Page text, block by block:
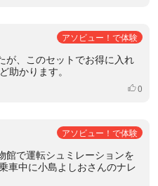
アソビュー！で体験
が、このセットでお得に入れ
助かります。
いいね
0
アソビュー！で体験
館で運転シュミレーションを
車中に小島よしおさんのナレ